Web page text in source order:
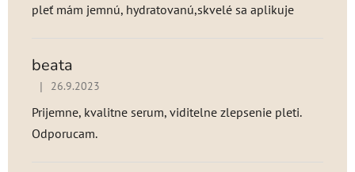
pleť mám jemnú, hydratovanú,skvelé sa aplikuje
beata
Hodnotenie produktu je 5 z 5 hviezdičiek.
| 26.9.2023
Prijemne, kvalitne serum, viditelne zlepsenie pleti.
Odporucam.